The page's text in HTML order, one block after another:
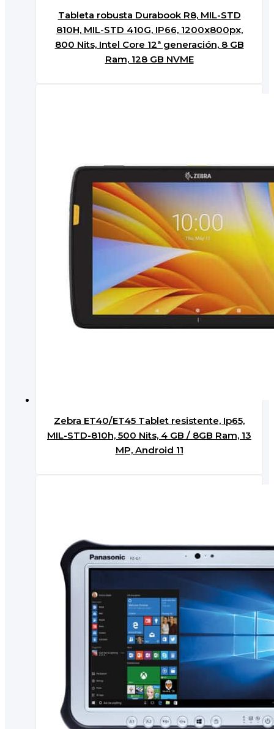
Tableta robusta Durabook R8, MIL-STD
810H, MIL-STD 410G, IP66, 1200x800px,
800 Nits, Intel Core 12ª generación, 8 GB
Ram, 128 GB NVME
Zebra ET40/ET45 Tablet resistente, Ip65,
MIL-STD-810h, 500 Nits, 4 GB / 8GB Ram, 13
MP, Android 11